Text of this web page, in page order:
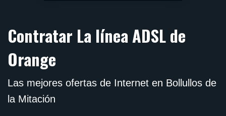
Contratar La línea ADSL de
Orange
Las mejores ofertas de Internet en Bollullos de
la Mitación